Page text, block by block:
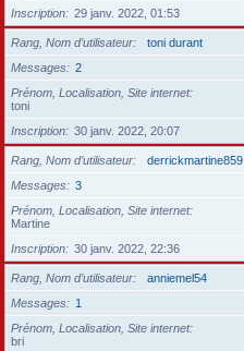
Inscription
29 janv. 2022, 01:53
Rang, Nom d’utilisateur
toni durant
Messages
2
Prénom, Localisation, Site internet
toni
Inscription
30 janv. 2022, 20:07
Rang, Nom d’utilisateur
derrickmartine859
Messages
3
Prénom, Localisation, Site internet
Martine
Inscription
30 janv. 2022, 22:36
Rang, Nom d’utilisateur
anniemel54
Messages
1
Prénom, Localisation, Site internet
bri